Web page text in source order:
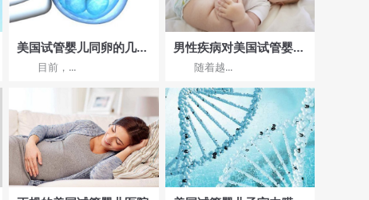
美国试管婴儿同卵的几率
是多少?
目前，...
男性疾病对美国试管婴儿
成功率的影响
随着越...